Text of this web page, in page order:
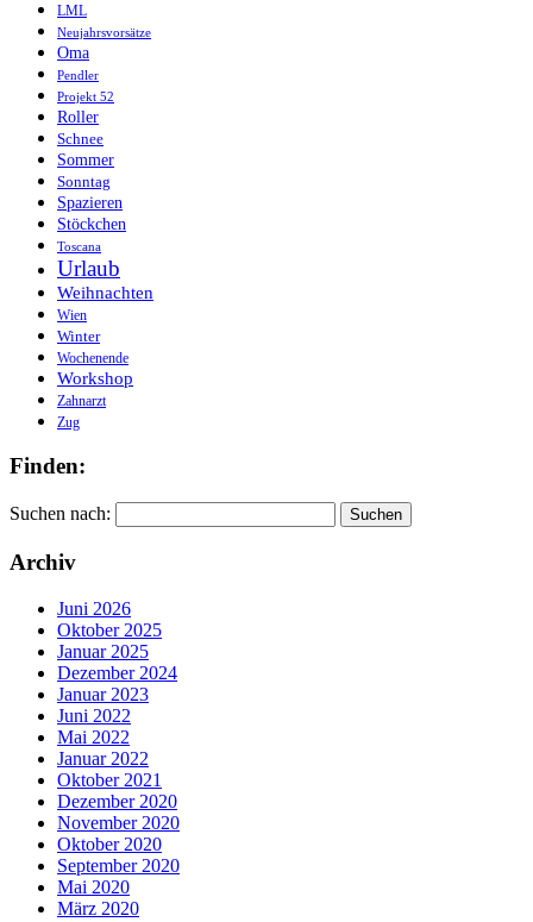
LML
Neujahrsvorsätze
Oma
Pendler
Projekt 52
Roller
Schnee
Sommer
Sonntag
Spazieren
Stöckchen
Toscana
Urlaub
Weihnachten
Wien
Winter
Wochenende
Workshop
Zahnarzt
Zug
Finden:
Suchen nach:
Archiv
Juni 2026
Oktober 2025
Januar 2025
Dezember 2024
Januar 2023
Juni 2022
Mai 2022
Januar 2022
Oktober 2021
Dezember 2020
November 2020
Oktober 2020
September 2020
Mai 2020
März 2020